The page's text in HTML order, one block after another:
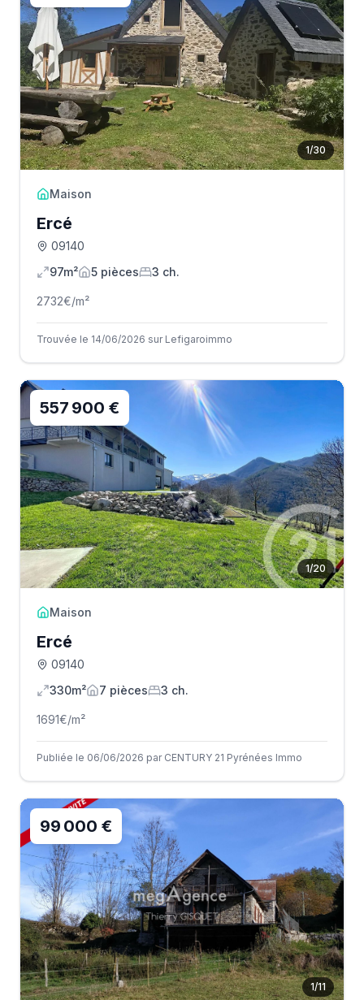
1/30
Maison
Ercé
09140
97m²
5 pièces 3 ch.
2732€/m²
Trouvée le 14/06/2026 sur Lefigaroimmo
1/20
557 900 €
Maison
Ercé
09140
330m²
7 pièces 3 ch.
1691€/m²
Publiée le 06/06/2026 par CENTURY 21 Pyrénées Immo
1/11
99 000 €